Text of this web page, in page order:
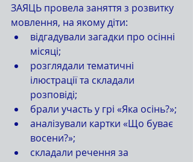
ЗАЯЦЬ провела заняття з розвитку
мовлення, на якому діти:
відгадували загадки про осінні
місяці;
розглядали тематичні
ілюстрації та складали
розповіді;
брали участь у грі «Яка осінь?»;
аналізували картки «Що буває
восени?»;
складали речення за